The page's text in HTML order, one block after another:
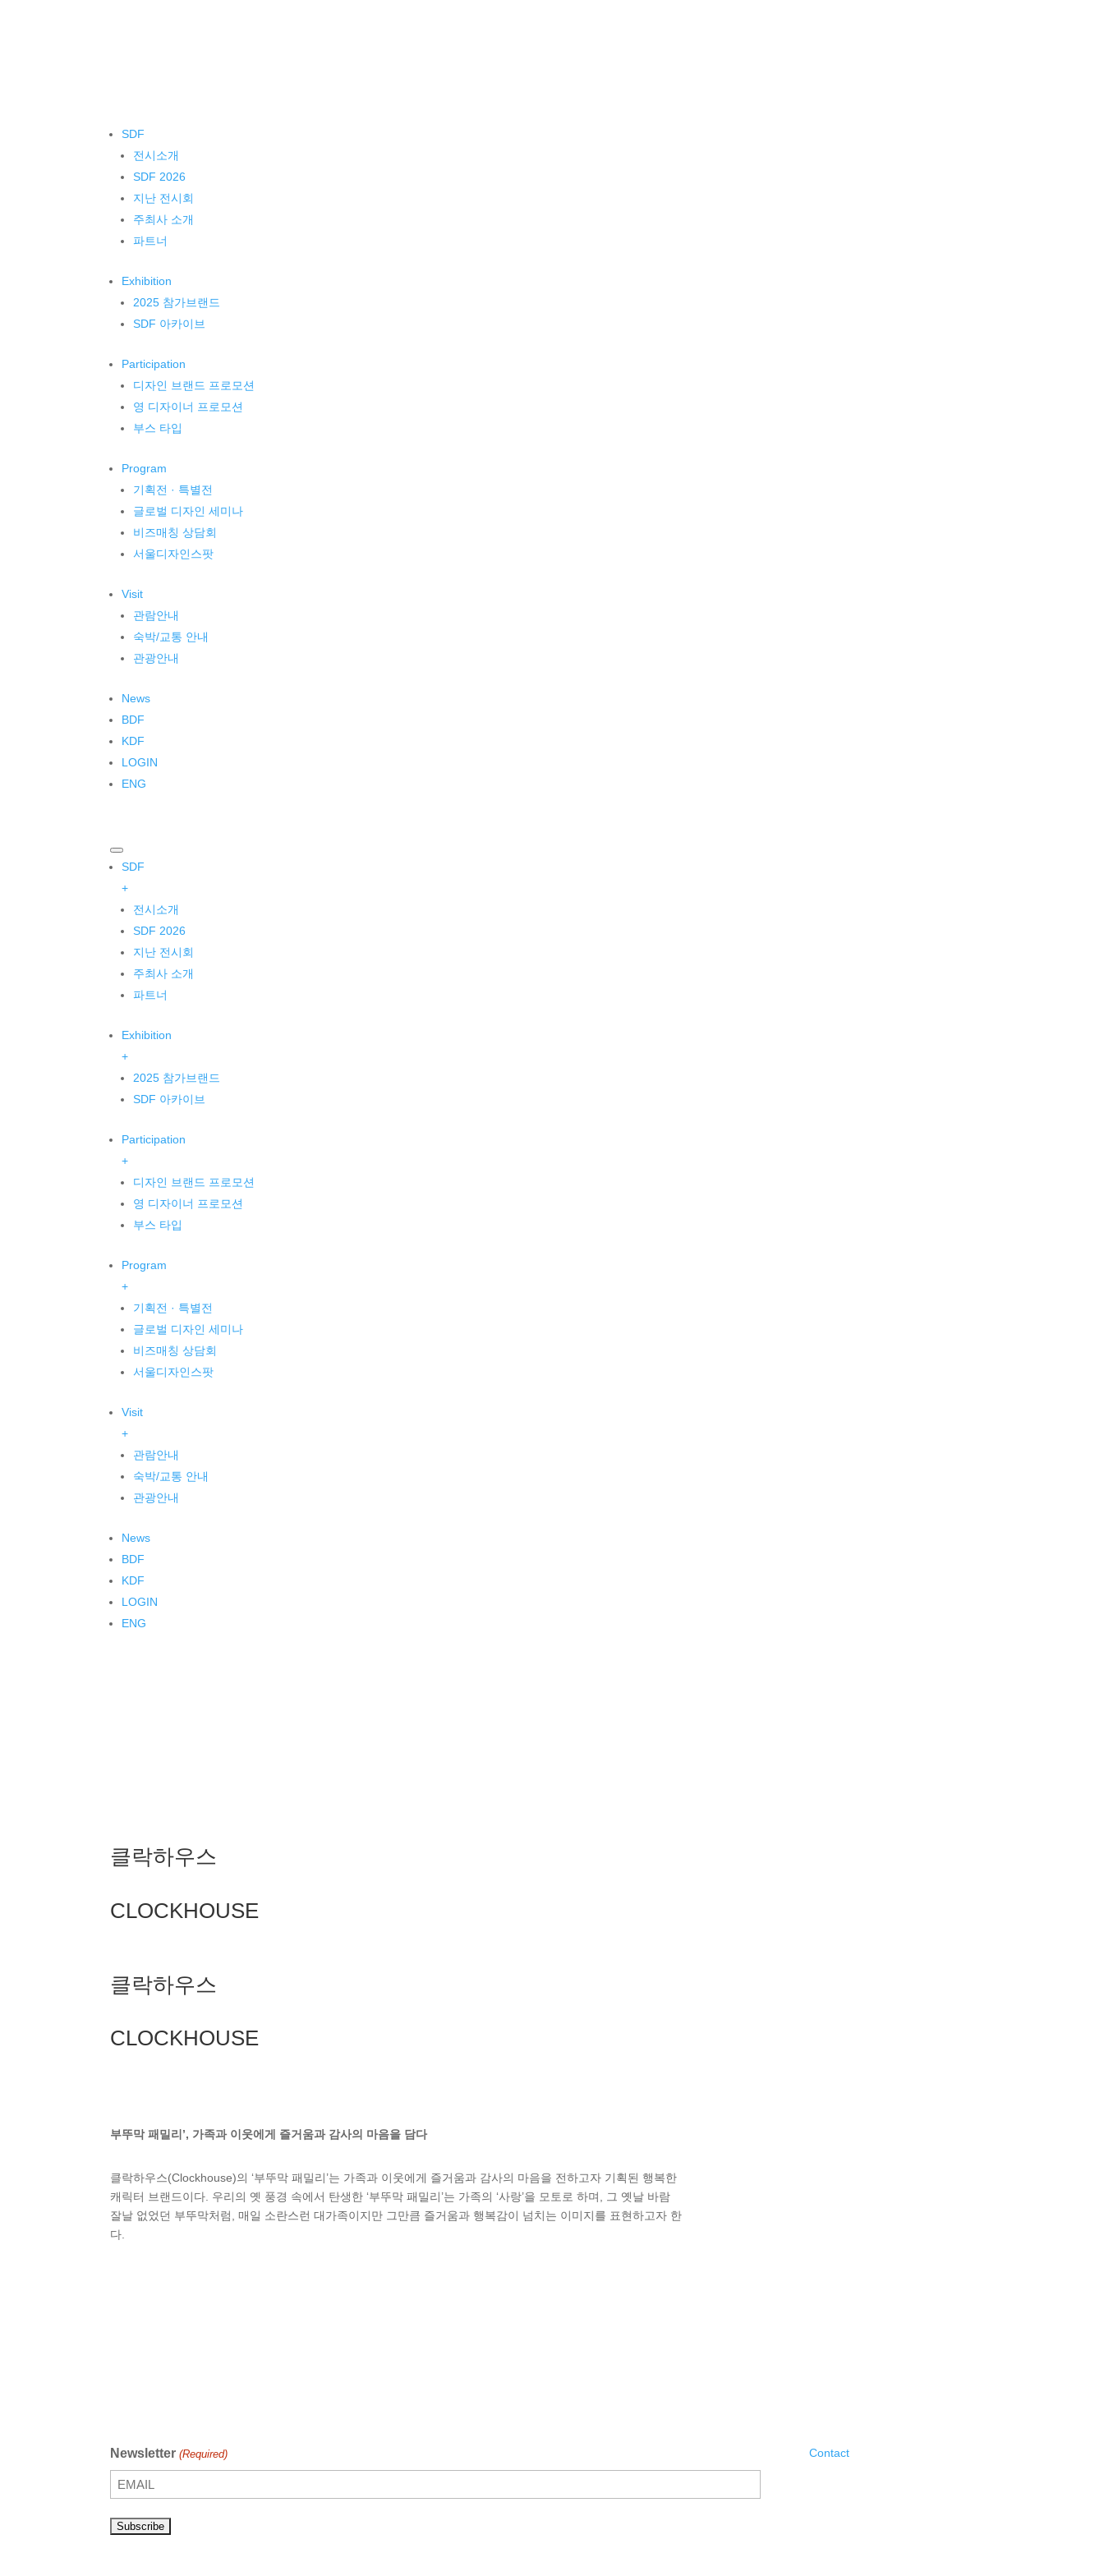
SDF
전시소개
SDF 2026
지난 전시회
주최사 소개
파트너
Exhibition
2025 참가브랜드
SDF 아카이브
Participation
디자인 브랜드 프로모션
영 디자이너 프로모션
부스 타입
Program
기획전 · 특별전
글로벌 디자인 세미나
비즈매칭 상담회
서울디자인스팟
Visit
관람안내
숙박/교통 안내
관광안내
News
BDF
KDF
LOGIN
ENG
SDF
+
전시소개
SDF 2026
지난 전시회
주최사 소개
파트너
Exhibition
+
2025 참가브랜드
SDF 아카이브
Participation
+
디자인 브랜드 프로모션
영 디자이너 프로모션
부스 타입
Program
+
기획전 · 특별전
글로벌 디자인 세미나
비즈매칭 상담회
서울디자인스팟
Visit
+
관람안내
숙박/교통 안내
관광안내
News
BDF
KDF
LOGIN
ENG
클락하우스
CLOCKHOUSE
클락하우스
CLOCKHOUSE
부뚜막 패밀리’, 가족과 이웃에게 즐거움과 감사의 마음을 담다
클락하우스(Clockhouse)의 ‘부뚜막 패밀리’는 가족과 이웃에게 즐거움과 감사의 마음을 전하고자 기획된 행복한
캐릭터 브랜드이다. 우리의 옛 풍경 속에서 탄생한 ‘부뚜막 패밀리’는 가족의 ‘사랑’을 모토로 하며, 그 옛날 바람
잘날 없었던 부뚜막처럼, 매일 소란스런 대가족이지만 그만큼 즐거움과 행복감이 넘치는 이미지를 표현하고자 한
다.
Newsletter (Required) Contact